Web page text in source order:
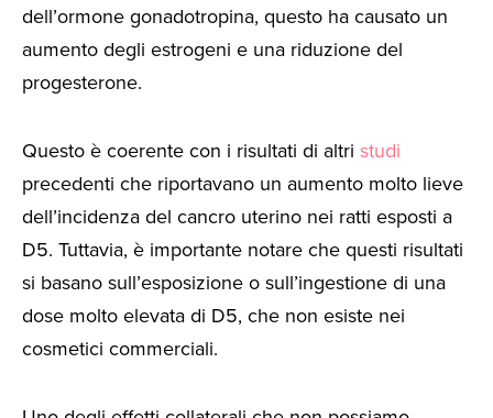
dell’ormone gonadotropina, questo ha causato un
aumento degli estrogeni e una riduzione del
progesterone.
Questo è coerente con i risultati di altri studi
precedenti che riportavano un aumento molto lieve
dell’incidenza del cancro uterino nei ratti esposti a
D5. Tuttavia, è importante notare che questi risultati
si basano sull’esposizione o sull’ingestione di una
dose molto elevata di D5, che non esiste nei
cosmetici commerciali.